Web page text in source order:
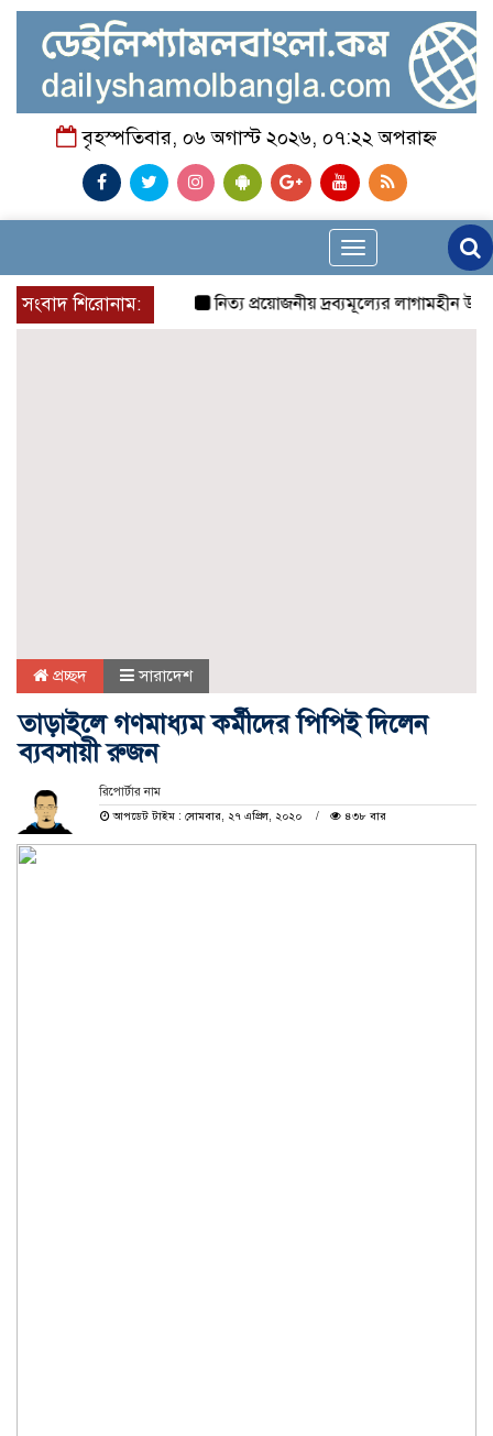
বৃহস্পতিবার, ০৬ অগাস্ট ২০২৬, ০৭:২২ অপরাহ্ন
Toggle
navigation
সংবাদ শিরোনাম:
নিত্য প্রয়োজনীয় দ্রব্যমূল্যের লাগামহীন
প্রচ্ছদ সারাদেশ
তাড়াইলে গণমাধ্যম কর্মীদের পিপিই দিলেন
ব্যবসায়ী রুজন
রিপোর্টার নাম
আপডেট টাইম : সোমবার, ২৭ এপ্রিল, ২০২০
৪৩৮ বার